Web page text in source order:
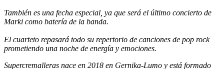
También es una fecha especial, ya que será el último concierto de
Marki como batería de la banda.
El cuarteto repasará todo su repertorio de canciones de pop rock
prometiendo una noche de energía y emociones.
Supercremalleras nace en 2018 en Gernika-Lumo y está formado